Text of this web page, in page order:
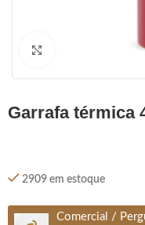
Clique para ampliar
garrafa térmica
2909 em estoque
Comercial /